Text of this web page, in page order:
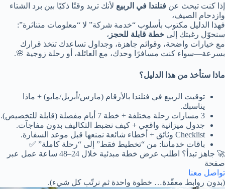
إذا كنت تبحث عن فنلندا في الربيع لأنك تريد وقتًا ذكيًا بين برد الشتاء
وازدحام الصيف،
فهذا الدليل مكتوب بأسلوب “خدمة شركة” لا “معلومات متناثرة”:
سنحوّل رغبتك إلى خطة قابلة للحجز ،
مع خيارات واضحة، وقوائم جاهزة، وجداول تساعدك تتخذ قرارك
بسرعة—سواء كنت مسافرًا وحدك، مع العائلة، أو رحلة زوجية 🌸.
ماذا ستأخذ من هذا الدليل؟
توقيت الربيع في فنلندا بالأرقام (مارس/أبريل/مايو) + ماذا
يناسبك.
3 مسارات رحلة مختلفة + خطة 7 أيام مفصلة (قابلة للتخصيص).
جدول ميزانية واقعي + كيف نضبط التكاليف بدون مفاجآت.
Checklist وثائق + أخطاء شائعة نمنعها قبل موعد السفارة.
باقات خدماتنا: من “تخطيط فقط” إلى “رحلة كاملة” ✅
🚀 جاهز تبدأ؟ اطلب عرض خطة مبدئية خلال 24–48 ساعة عمل عبر
صفحة
تواصل معنا
(بدون روابط معقّدة… خطوة واحدة ثم نرتّب كل شيء).